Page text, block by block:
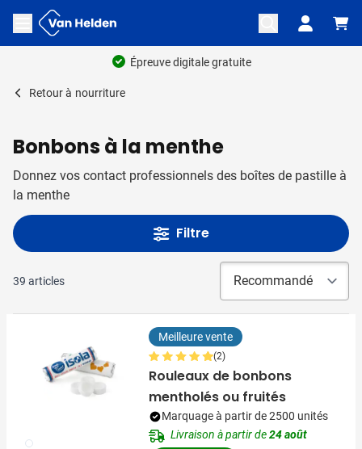
Aller au contenu
Ouvrir le menu
Retour à nourriture
Bonbons à la menthe
Donnez vos contact professionnels des boîtes de pastille à
la menthe
Filtre
39 articles
009
Meilleure vente
(2)
Rouleaux de bonbons
mentholés ou fruités
Marquage à partir de 2500 unités
Livraison à partir de24 août